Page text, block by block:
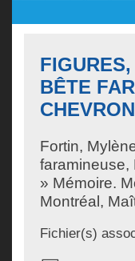
BÊTE
Fortin,
faramineuse,
» Mémoire.
Montréal,
Fichier(s)